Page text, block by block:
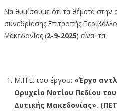
Να θυμίσουμε ότι τα θέματα στην
συνεδρίασης Επιτροπής
Μακεδονίας (2-9-2025) είναι τα:
Μ.Π.Ε. του έργου: «Έργο
Ορυχείο Νοτίου Πεδίου
Δυτικής Μακεδονίας».